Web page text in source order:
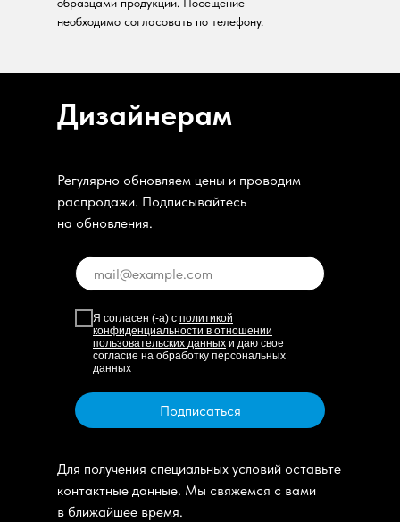
образцами продукции. Посещение
необходимо согласовать по телефону.
Дизайнерам
Регулярно обновляем цены и проводим
распродажи. Подписывайтесь
на обновления.
Я согласен (-а) с политикой
конфиденциальности в отношении
пользовательских данных и даю свое
согласие на обработку персональных
данных
Подписаться
Для получения специальных условий оставьте
контактные данные. Мы свяжемся с вами
в ближайшее время.